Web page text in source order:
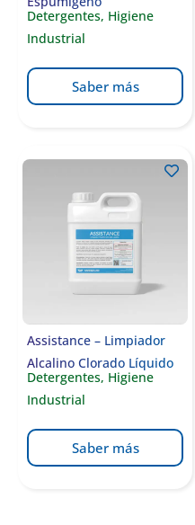
Detergentes, Higiene
Industrial
Saber más
Assistance – Limpiador
Alcalino Clorado Líquido
Detergentes, Higiene
Industrial
Saber más